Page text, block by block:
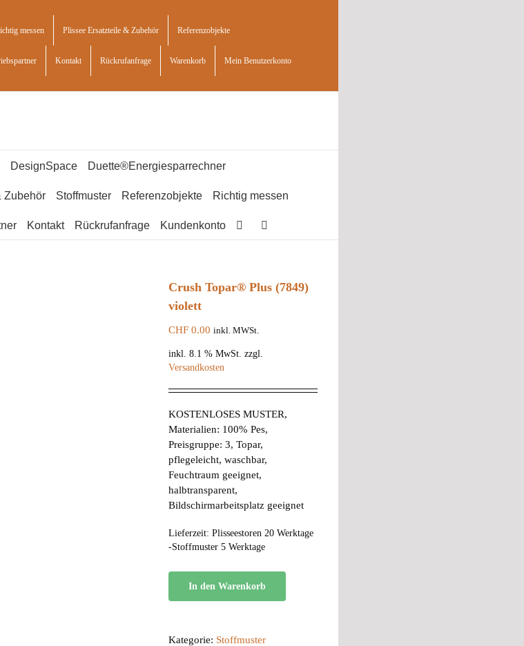
messen Plissee Ersatzteile & Zubehör Referenzobjekte
Kontakt Rückrufanfrage Warenkorb Mein Benutzerkonto
DesignSpace Duette®Energiesparrechner
Zubehör Stoffmuster Referenzobjekte Richtig messen
Kontakt Rückrufanfrage Kundenkonto
Crush Topar® Plus (7849)
violett
CHF0.00 inkl. MWSt.
inkl. 8.1 % MwSt. zzgl.
Versandkosten
KOSTENLOSES MUSTER,
Materialien: 100% Pes,
Preisgruppe: 3, Topar,
pflegeleicht, waschbar,
Feuchtraum geeignet,
halbtransparent,
Bildschirmarbeitsplatz geeignet
Lieferzeit: Plisseestoren 20 Werktage
-Stoffmuster 5 Werktage
In den Warenkorb
Kategorie: Stoffmuster